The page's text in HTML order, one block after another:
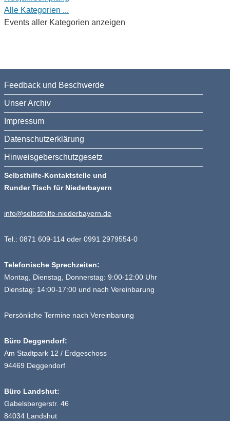
Alle Kategorien ...
Events aller Kategorien anzeigen
Feedback und Beschwerde
Unser Archiv
Impressum
Datenschutzerklärung
Hinweisgeberschutzgesetz
Selbsthilfe-Kontaktstelle und
Runder Tisch für Niederbayern
info@selbsthilfe-niederbayern.de
Tel.: 0871 609-114 oder 0991 2979554-0
Telefonische Sprechzeiten:
Montag, Dienstag, Donnerstag: 9:00-12:00 Uhr
Dienstag: 14:00-17:00 und nach Vereinbarung
Persönliche Termine nach Vereinbarung
Büro Deggendorf:
Am Stadtpark 12 / Erdgeschoss
94469 Deggendorf
Büro Landshut:
Gabelsbergerstr. 46
84034 Landshut